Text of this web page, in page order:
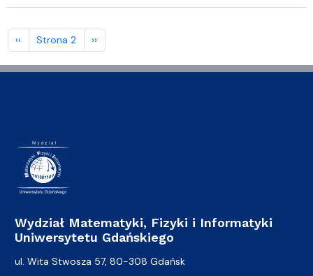
Stronicowanie
Poprzednia strona
‹‹ Strona 2 Następna strona
››
Wydział Matematyki, Fizyki i Informatyki
Uniwersytetu Gdańskiego
ul. Wita Stwosza 57, 80-308 Gdańsk